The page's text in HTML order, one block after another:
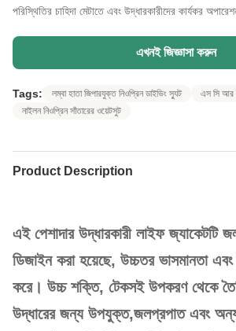
পরিস্থিতির চাহিদা মেটাতে এবং উদ্ধারকারীদের কার্যকর
এখনই জিজ্ঞাসা করুন
Tags: লম্বা হাতা জিপারযুক্ত নিওপ্রিন ডাইভিং স্যুট
এস সি আর
নাইলন নিওপ্রিন সাঁতারের ওয়েটসুট
Product Description
এই পেশাদার উদ্ধারকারী লাইফ জ্যাকেটটি
ডিজাইন করা হয়েছে, উচ্চতর ভাসমানতা এবং
করে। উচ্চ শক্তি, টেকসই উপকরণ থেকে
উদ্ধারের জন্য উপযুক্ত,জলপ্রপাত এবং